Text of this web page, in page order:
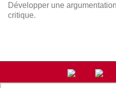
Développer une
critique.